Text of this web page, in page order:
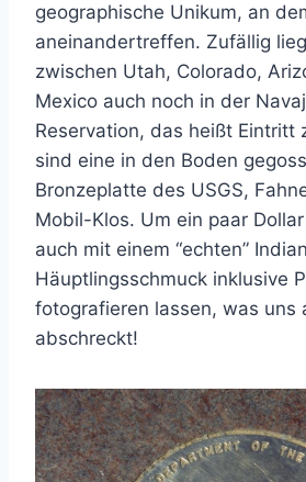
geographische Unikum, an
aneinandertreffen. Zufällig
zwischen Utah, Colorado,
Mexico auch noch in der
Reservation, das heißt Eintritt
sind eine in den Boden
Bronzeplatte des USGS,
Mobil-Klos. Um ein paar
auch mit einem “echten”
Häuptlingsschmuck inklusive
fotografieren lassen, was uns
abschreckt!